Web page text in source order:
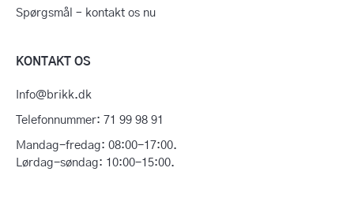
Spørgsmål – kontakt os nu
KONTAKT OS
Info@brikk.dk
Telefonnummer: 71 99 98 91
Mandag-fredag: 08:00-17:00.
Lørdag-søndag: 10:00-15:00.